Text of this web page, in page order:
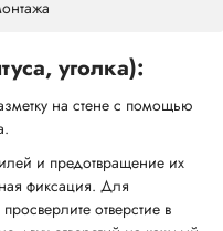
уголка):
на стене с помощью
и предотвращение их
фиксация. Для
отверстие в